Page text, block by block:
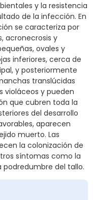
y la resistencia
de la infección. En
se caracteriza por
acronecrosis y
ovales y
inferiores, cerca de
y posteriormente
translúcidas
violáceos y pueden
que cubren toda la
del desarrollo
aparecen
muerto. Las
la colonización de
síntomas como la
podredumbre del tallo.